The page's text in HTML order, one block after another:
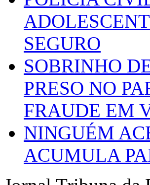
SEGURO
SOBRINHO
PRESO NO
FRAUDE EM
NINGUÉM
ACUMULA